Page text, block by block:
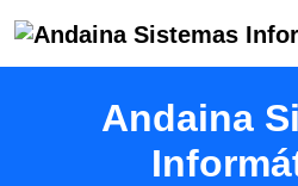
Andaina